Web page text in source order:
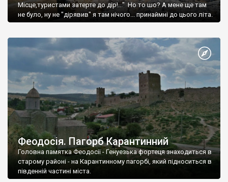
Місце,туристами затерте до дір!..." Но то шо? А мене ще там
не було, ну не "дірявив" я там нічого... принаймні до цього літа.
Феодосія. Пагорб Карантинний
Головна памятка Феодосії - Генуезька фортеця знаходиться в
старому районі - на Карантинному пагорбі, який підноситься в
південній частині міста.